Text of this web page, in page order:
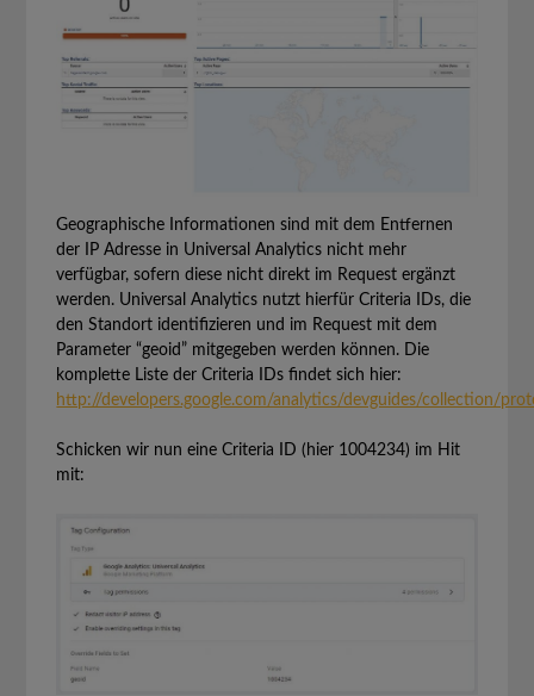
Geographische Informationen sind mit dem Entfernen
der IP Adresse in Universal Analytics nicht mehr
verfügbar, sofern diese nicht direkt im Request ergänzt
werden. Universal Analytics nutzt hierfür Criteria IDs, die
den Standort identifizieren und im Request mit dem
Parameter “geoid” mitgegeben werden können. Die
komplette Liste der Criteria IDs findet sich hier:
http://developers.google.com/analytics/devguides/collection/
Schicken wir nun eine Criteria ID (hier 1004234) im Hit
mit: